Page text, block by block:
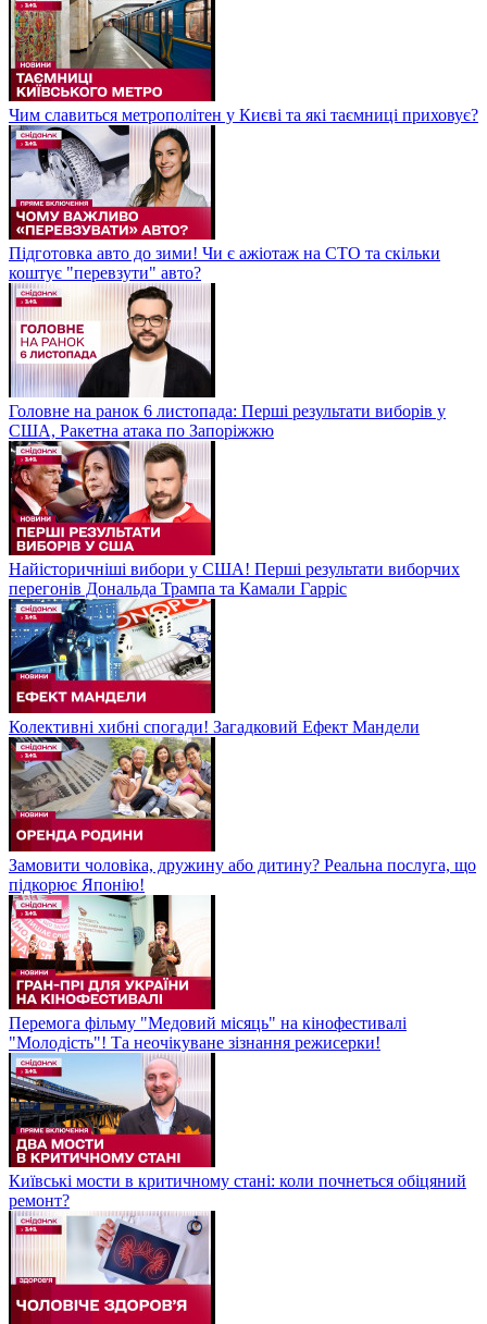
Чим славиться метрополітен у Києві та які таємниці приховує?
Підготовка авто до зими! Чи є ажіотаж на СТО та скільки
коштує "перевзути" авто?
Головне на ранок 6 листопада: Перші результати виборів у
США, Ракетна атака по Запоріжжю
Найісторичніші вибори у США! Перші результати виборчих
перегонів Дональда Трампа та Камали Гарріс
Колективні хибні спогади! Загадковий Ефект Мандели
Замовити чоловіка, дружину або дитину? Реальна послуга, що
підкорює Японію!
Перемога фільму "Медовий місяць" на кінофестивалі
"Молодість"! Та неочікуване зізнання режисерки!
Київські мости в критичному стані: коли почнеться обіцяний
ремонт?